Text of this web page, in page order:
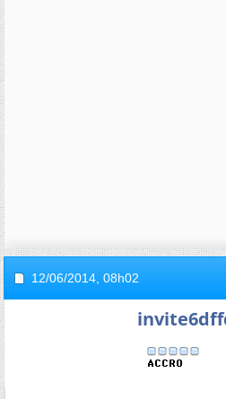
12/06/2014, 08h02